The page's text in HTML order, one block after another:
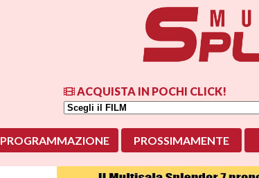
ACQUISTA IN POCHI CLICK!
PROGRAMMAZIONE PROSSIMAMENTE